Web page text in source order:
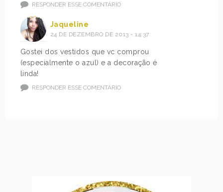
RESPONDER ESSE COMENTÁRIO
Jaqueline
24 DE DEZEMBRO DE 2013 - 14:37
Gostei dos vestidos que vc comprou
(especialmente o azul) e a decoração é
linda!
RESPONDER ESSE COMENTÁRIO